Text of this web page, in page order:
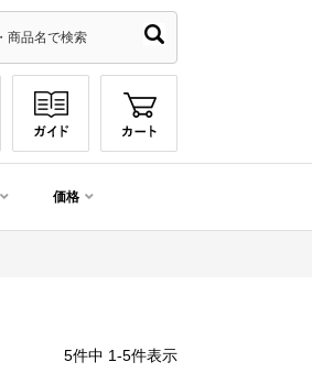
価格
5件中 1-5件表示